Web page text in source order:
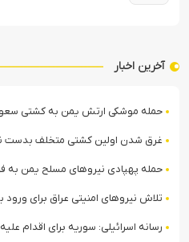
آخرین اخبار
حمله موشکی ارتش یمن به کشتی
غرق شدن اولین کشتی متخلف بدست
حمله پهپادی نیروهای مسلح یمن به
تلاش نیروهای امنیتی عراق برای
رسانه اسرائیلی: سوریه برای اقدام